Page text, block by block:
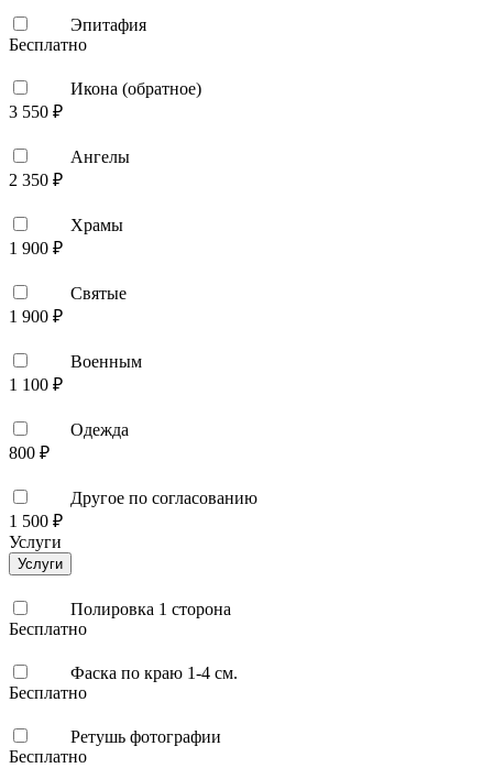
Эпитафия
Бесплатно
Икона (обратное)
3 550 ₽
Ангелы
2 350 ₽
Храмы
1 900 ₽
Святые
1 900 ₽
Военным
1 100 ₽
Одежда
800 ₽
Другое по согласованию
1 500 ₽
Услуги
Услуги
Полировка 1 сторона
Бесплатно
Фаска по краю 1-4 см.
Бесплатно
Ретушь фотографии
Бесплатно